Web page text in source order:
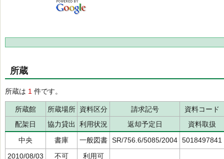
所蔵
所蔵は 1 件です。
所蔵館 所蔵場所 資料区分 請求記号
資料コード
配架日
協力貸出 利用状況 返却予定日
資料取扱
中央
書庫 一般図書 SR/756.6/5085/2004 5018497841
2010/08/03
不可 利用可